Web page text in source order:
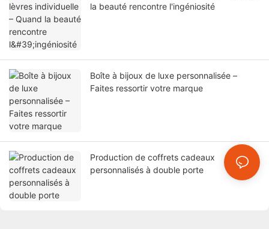
la beauté rencontre l'ingéniosité
Boîte à bijoux de luxe personnalisée –
Faites ressortir votre marque
Production de coffrets cadeaux
personnalisés à double porte